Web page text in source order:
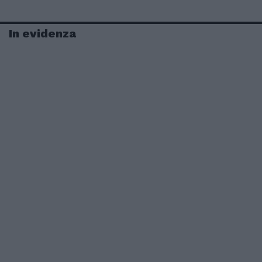
In evidenza